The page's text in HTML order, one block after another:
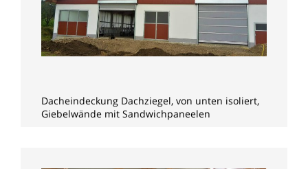
Dacheindeckung Dachziegel, von unten isoliert,
Giebelwände mit Sandwichpaneelen